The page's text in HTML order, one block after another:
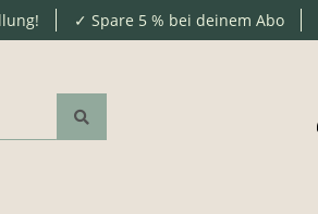
✓ Spare 5 % bei deinem Abo